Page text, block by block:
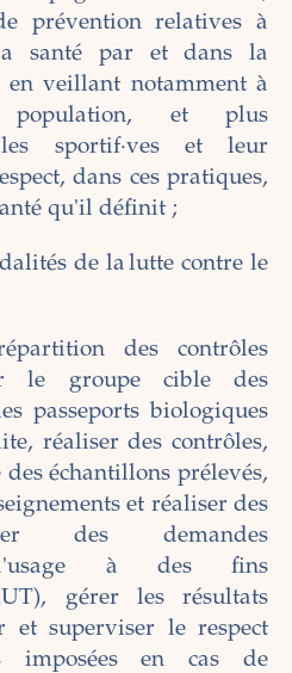
prévention relatives à
santé par et dans la
veillant notamment à
population, et plus
les sportif·ves et leur
dans ces pratiques,
qu'il définit ;
de la lutte contre le
des contrôles
le groupe cible des
passeports biologiques
réaliser des contrôles,
échantillons prélevés,
et réaliser des
des demandes
d'usage à des fins
gérer les résultats
et superviser le respect
imposées en cas de